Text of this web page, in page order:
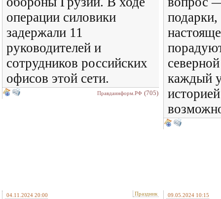
операции силовики
задержали 11
руководителей и
сотрудников российских
офисов этой сети.
Правдаинформ.РФ (705)
каждый
04.11.2024 20:00 Праздник 09.05.2024 10:15